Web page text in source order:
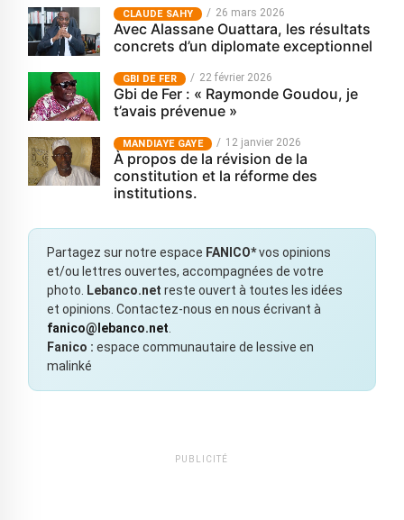
CLAUDE SAHY 26 mars 2026
Avec Alassane Ouattara, les résultats
concrets d’un diplomate exceptionnel
GBI DE FER 22 février 2026
Gbi de Fer : « Raymonde Goudou, je
t’avais prévenue »
MANDIAYE GAYE 12 janvier 2026
À propos de la révision de la
constitution et la réforme des
institutions.
Partagez sur notre espace FANICO*vos opinions
et/ou lettres ouvertes, accompagnées de votre
photo.
Lebanco.net reste ouvert à toutes les idées
et opinions. Contactez-nous en nous écrivant à
fanico@lebanco.net
Fanico : espace communautaire de lessive en
malinké
PUBLICITÉ